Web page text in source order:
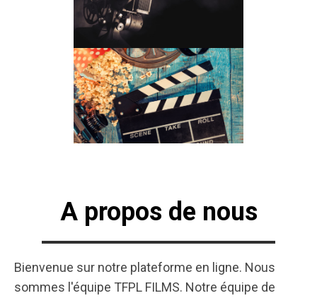
A propos de nous
Bienvenue sur notre plateforme en ligne. Nous
sommes l'équipe TFPL FILMS. Notre équipe de